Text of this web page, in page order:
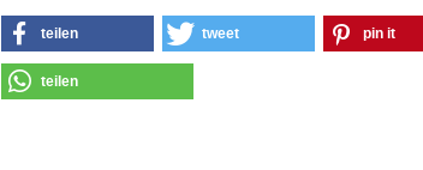
teilen tweet pin it
teilen